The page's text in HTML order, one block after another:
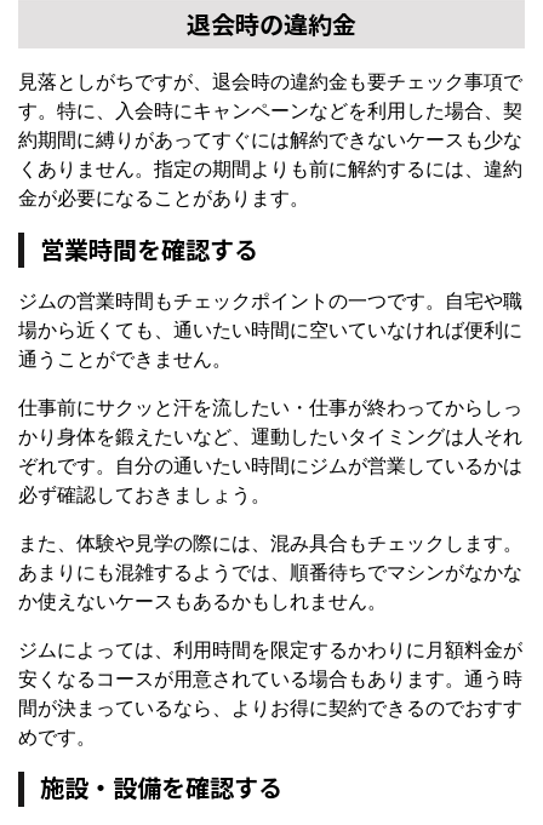
退会時の違約金
見落としがちですが、退会時の違約金も要チェック事項で
す。特に、入会時にキャンペーンなどを利用した場合、契
約期間に縛りがあってすぐには解約できないケースも少な
くありません。指定の期間よりも前に解約するには、違約
金が必要になることがあります。
営業時間を確認する
ジムの営業時間もチェックポイントの一つです。自宅や職
場から近くても、通いたい時間に空いていなければ便利に
通うことができません。
仕事前にサクッと汗を流したい・仕事が終わってからしっ
かり身体を鍛えたいなど、運動したいタイミングは人それ
ぞれです。自分の通いたい時間にジムが営業しているかは
必ず確認しておきましょう。
また、体験や見学の際には、混み具合もチェックします。
あまりにも混雑するようでは、順番待ちでマシンがなかな
か使えないケースもあるかもしれません。
ジムによっては、利用時間を限定するかわりに月額料金が
安くなるコースが用意されている場合もあります。通う時
間が決まっているなら、よりお得に契約できるのでおすす
めです。
施設・設備を確認する